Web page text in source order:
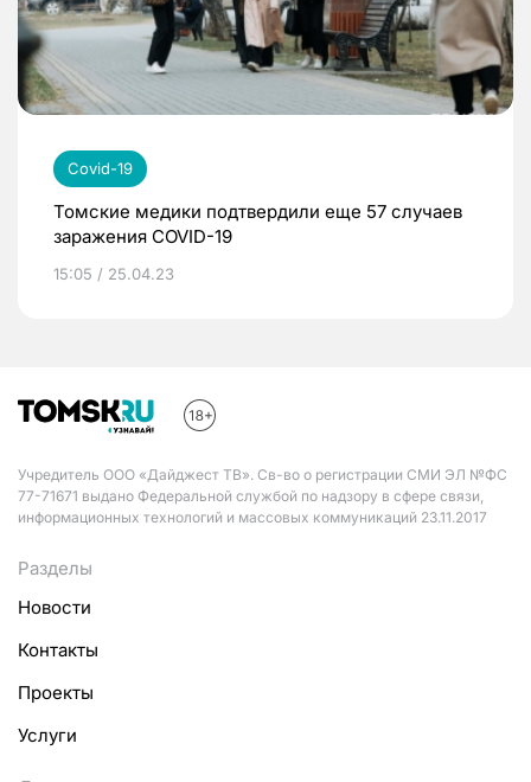
Covid-19
Томские медики подтвердили еще 57 случаев
заражения COVID-19
15:05 / 25.04.23
Учредитель ООО «Дайджест ТВ». Св-во о регистрации СМИ ЭЛ №ФС
77-71671 выдано Федеральной службой по надзору в сфере связи,
информационных технологий и массовых коммуникаций 23.11.2017
Разделы
Новости
Контакты
Проекты
Услуги